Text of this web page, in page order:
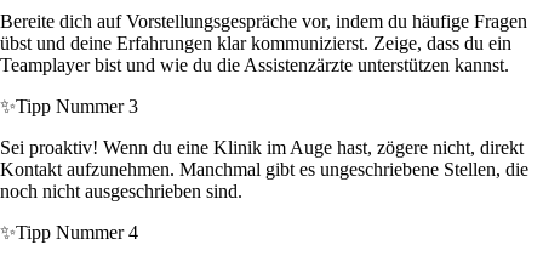
Bereite dich auf Vorstellungsgespräche vor, indem du häufige Fragen
übst und deine Erfahrungen klar kommunizierst. Zeige, dass du ein
Teamplayer bist und wie du die Assistenzärzte unterstützen kannst.
✨Tipp Nummer 3
Sei proaktiv! Wenn du eine Klinik im Auge hast, zögere nicht, direkt
Kontakt aufzunehmen. Manchmal gibt es ungeschriebene Stellen, die
noch nicht ausgeschrieben sind.
✨Tipp Nummer 4